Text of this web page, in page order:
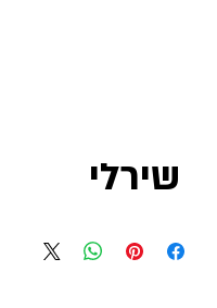
שירלי